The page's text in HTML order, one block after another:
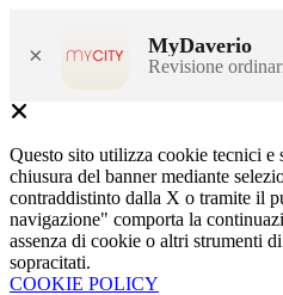
× MyDaverio
Revisione
Questo sito utilizza cookie tecnici e
chiusura del banner mediante
contraddistinto dalla X o tramite il
navigazione" comporta la
assenza di cookie o altri strumenti
sopracitati.
COOKIE POLICY